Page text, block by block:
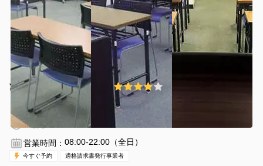
¥3520 〜 ¥4070
表参道駅 徒歩4分
東京都港区北青山3-12-7
3時間〜
営業時間： 08:00-22:00（全日）
今すぐ予約 適格請求書発行事業者